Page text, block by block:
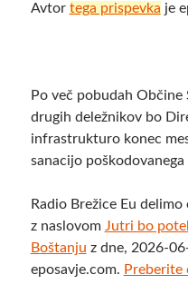
Avtor tega prispevka je
Po več pobudah
drugih deležnikov bo
infrastrukturo konec
sanacijo
Radio Brežice Eu
z naslovom Jutri bo
Boštanju z dne, 2026-
eposavje.com. Preberite